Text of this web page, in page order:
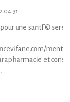
une santГ©
et